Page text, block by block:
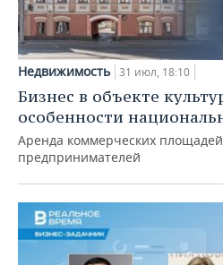
Недвижимость 31 июл, 18:10
Бизнес в объекте
особенности
Аренда коммерческих
предпринимателей